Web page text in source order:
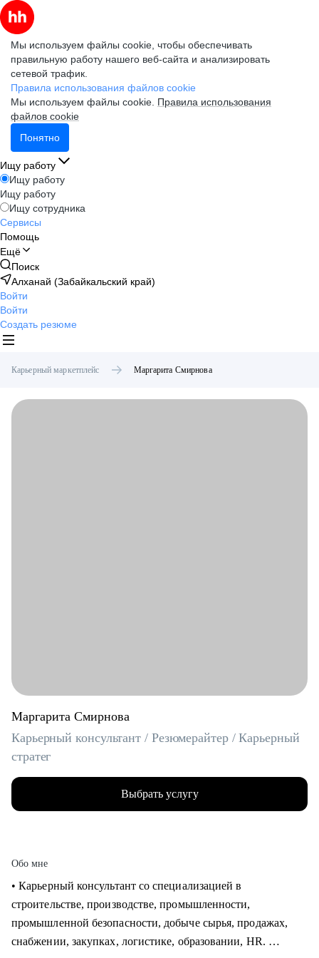
Мы используем файлы cookie, чтобы обеспечивать
правильную работу нашего веб-сайта и анализировать
сетевой трафик.
Правила использования файлов cookie
Мы используем файлы cookie. Правила использования
файлов cookie
Понятно
Ищу работу
Ищу работу
Ищу работу
Ищу сотрудника
Сервисы
Помощь
Ещё
Поиск
Алханай (Забайкальский край)
Войти
Войти
Создать резюме
Карьерный маркетплейс Маргарита Смирнова
Маргарита Смирнова
Карьерный консультант / Резюмерайтер / Карьерный
стратег
Выбрать услугу
Обо мне
• Карьерный консультант со специализацией в
строительстве, производстве, промышленности,
промышленной безопасности, добыче сырья, продажах,
снабжении, закупках, логистике, образовании, HR.